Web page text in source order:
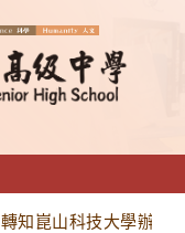
轉知崑山科技大學辦理